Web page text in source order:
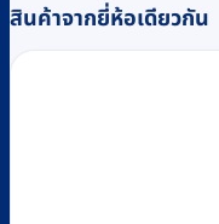
สินค้าจากยี่ห้อเดียวกัน